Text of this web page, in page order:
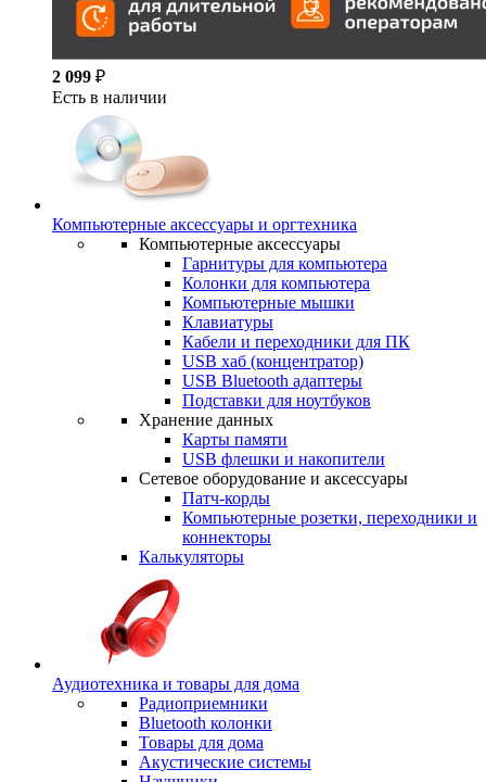
2 099 ₽
Есть в наличии
Компьютерные аксессуары и оргтехника
Компьютерные аксессуары
Гарнитуры для компьютера
Колонки для компьютера
Компьютерные мышки
Клавиатуры
Кабели и переходники для ПК
USB хаб (концентратор)
USB Bluetooth адаптеры
Подставки для ноутбуков
Хранение данных
Карты памяти
USB флешки и накопители
Сетевое оборудование и аксессуары
Патч-корды
Компьютерные розетки, переходники и
коннекторы
Калькуляторы
Аудиотехника и товары для дома
Радиоприемники
Bluetooth колонки
Товары для дома
Акустические системы